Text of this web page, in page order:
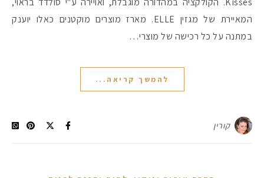
המאיירת של מגזין ELLE. מארז מוצרים מוקטנים כאלו יוענק
במתנה על כל רכישה של מוצרי…
להמשך קריאה...
קורין